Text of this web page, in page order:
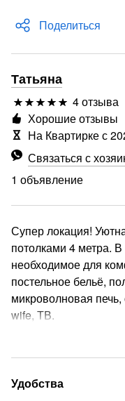
Поделиться
Татьяна
4 отзыва
Связаться с
1 объявление
Хорошие отзывы
На Квартирке с
Супер локация!
потолками 4 метра.
необходимое для
постельное бельё,
микроволновая
wife, ТВ.
В квартире
Диван французская
Угловой раскладной
Удобства